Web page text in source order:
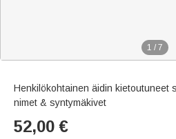
1 / 7
Henkilökohtainen äidin kietoutuneet
nimet & syntymäkivet
52,00 €